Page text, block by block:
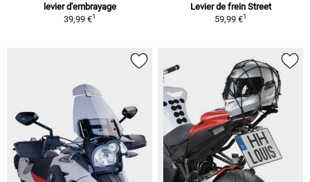
levier d'embrayage
39,99 €1
Levier de frein Street
59,99 €1